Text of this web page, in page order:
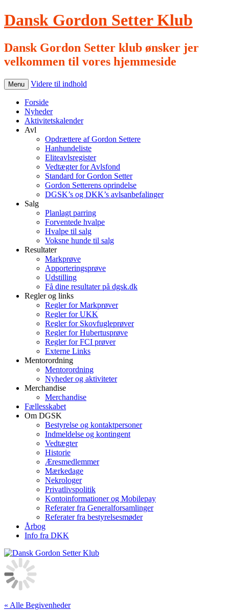
Dansk Gordon Setter Klub
Dansk Gordon Setter klub ønsker jer
velkommen til vores hjemmeside
Menu Videre til indhold
Forside
Nyheder
Aktivitetskalender
Avl
Opdrættere af Gordon Settere
Hanhundeliste
Eliteavlsregister
Vedtægter for Avlsfond
Standard for Gordon Setter
Gordon Setterens oprindelse
DGSK’s og DKK’s avlsanbefalinger
Salg
Planlagt parring
Forventede hvalpe
Hvalpe til salg
Voksne hunde til salg
Resultater
Markprøve
Apporteringsprøve
Udstilling
Få dine resultater på dgsk.dk
Regler og links
Regler for Markprøver
Regler for UKK
Regler for Skovfugleprøver
Regler for Hubertusprøve
Regler for FCI prøver
Externe Links
Mentorordning
Mentorordning
Nyheder og aktiviteter
Merchandise
Merchandise
Fællesskabet
Om DGSK
Bestyrelse og kontaktpersoner
Indmeldelse og kontingent
Vedtægter
Historie
Æresmedlemmer
Mærkedage
Nekrologer
Privatlivspolitik
Kontoinformationer og Mobilepay
Referater fra Generalforsamlinger
Referater fra bestyrelsesmøder
Årbog
Info fra DKK
« Alle Begivenheder